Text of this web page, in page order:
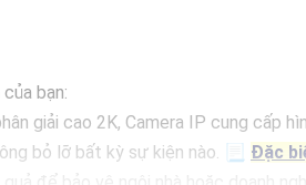
bạn:
giải cao 2K, Camera IP cung cấp
bỏ lỡ bất kỳ sự kiện nào. 📃 Đặc